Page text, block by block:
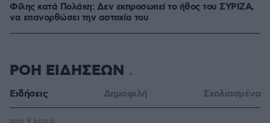
Φίλης κατά Πολάκη: Δεν εκπροσωπεί το ήθος του ΣΥΡΙΖΑ,
να επανορθώσει την αστοχία του
ΡΟΗ ΕΙΔΗΣΕΩΝ
Ειδήσεις Δημοφιλή Σχολιασμένα
πριν 9 λεπτά